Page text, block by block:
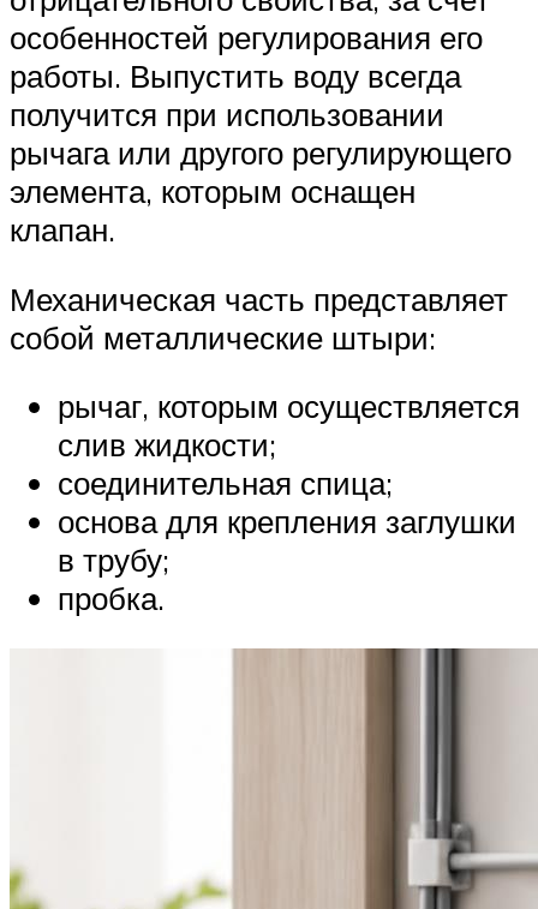
особенностей регулирования его
работы. Выпустить воду всегда
получится при использовании
рычага или другого регулирующего
элемента, которым оснащен
клапан.
Механическая часть представляет
собой металлические штыри:
рычаг, которым осуществляется
слив жидкости;
соединительная спица;
основа для крепления заглушки
в трубу;
пробка.